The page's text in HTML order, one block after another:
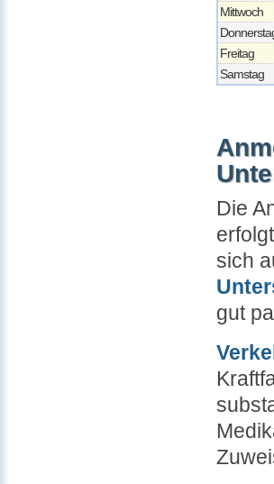
Mittwoch
Freitag
Samstag
Die
sich
gut